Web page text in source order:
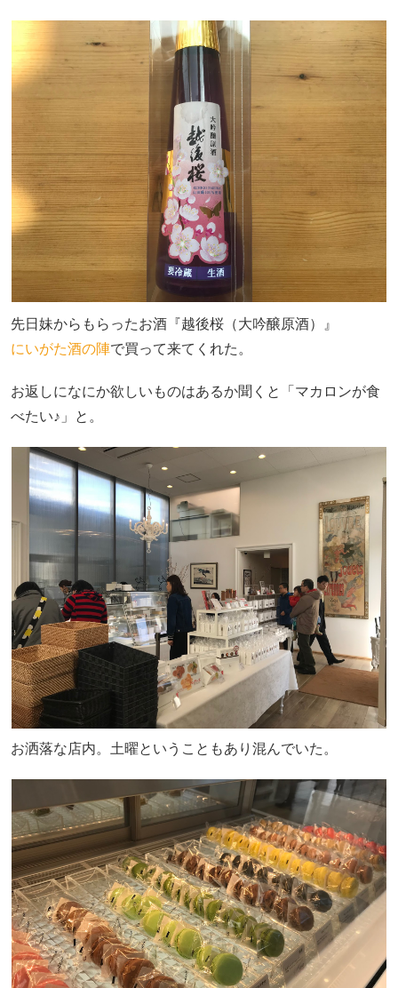
先日妹からもらったお酒『越後桜（大吟醸原酒）』
にいがた酒の陣で買って来てくれた。
お返しになにか欲しいものはあるか聞くと「マカロンが食
べたい♪」と。
お洒落な店内。土曜ということもあり混んでいた。